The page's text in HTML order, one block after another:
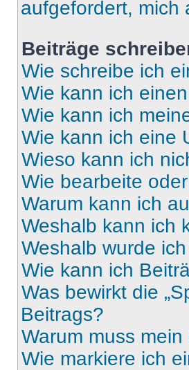
aufgefordert, mich
Beiträge
Wie schreibe ich
Wie kann ich
Wie kann ich
Wie kann ich eine
Wieso kann ich
Wie bearbeite
Warum kann ich
Weshalb kann ich
Weshalb wurde
Wie kann ich
Was bewirkt die
Beitrags?
Warum muss
Wie markiere ich